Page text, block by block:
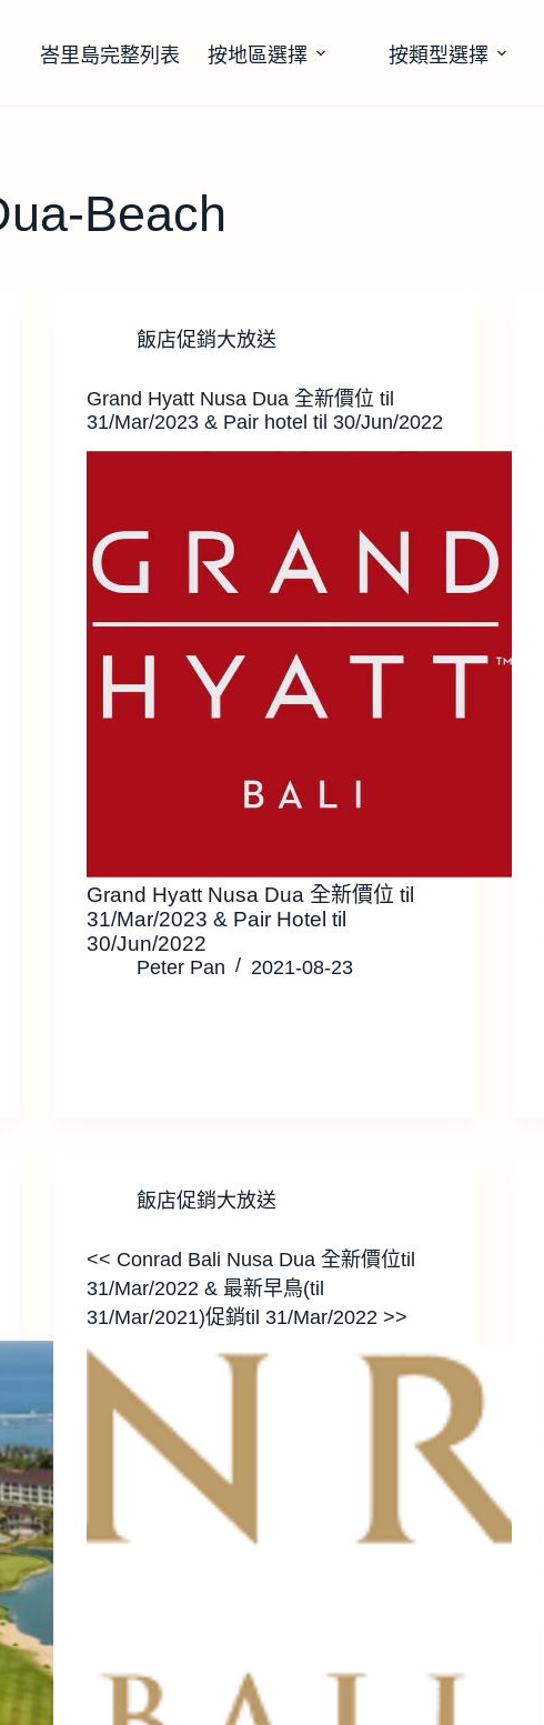
峇里島完整列表 按地區選擇 按類型選擇
Beach
飯店促銷大放送
Grand Hyatt Nusa Dua 全新價位 til
31/Mar/2023 & Pair hotel til 30/Jun/2022
Grand Hyatt Nusa Dua 全新價位 til
31/Mar/2023 & Pair Hotel til
30/Jun/2022
Peter Pan 2021-08-23
飯店促銷大放送
<< Conrad Bali Nusa Dua 全新價位til
31/Mar/2022 & 最新早鳥(til
31/Mar/2021)促銷til 31/Mar/2022 >>